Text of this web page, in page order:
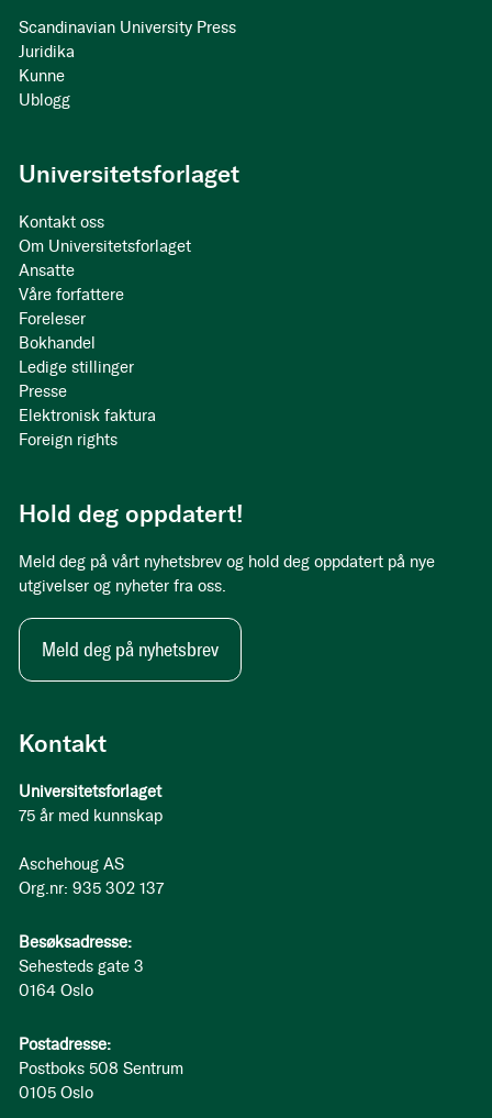
Kontakt
Universitetsforlaget
75 år med kunnskap
Aschehoug AS
Org.nr: 935 302 137
Besøksadresse:
Sehesteds gate 3
0164 Oslo
Postadresse:
Postboks 508 Sentrum
0105 Oslo
Scandinavian University Press
Juridika
Kunne
Ublogg
Universitetsforlaget
Kontakt oss
Om Universitetsforlaget
Ansatte
Våre forfattere
Foreleser
Bokhandel
Ledige stillinger
Presse
Elektronisk faktura
Foreign rights
Hold deg oppdatert!
Meld deg på vårt nyhetsbrev og hold deg oppdatert på nye
utgivelser og nyheter fra oss.
Meld deg på nyhetsbrev